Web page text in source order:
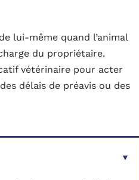
lui-même quand l’animal
du propriétaire.
vétérinaire pour acter
délais de préavis ou des